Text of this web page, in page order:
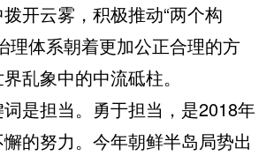
开云雾，积极推动“两个构
理体系朝着更加公正合理的方
乱象中的中流砥柱。
担当。勇于担当，是2018年
的努力。今年朝鲜半岛局势出